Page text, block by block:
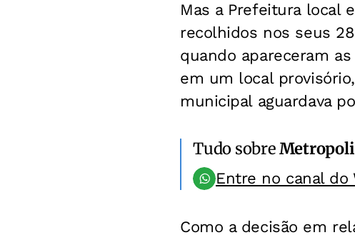
Mas a Prefeitura local
recolhidos nos seus
quando apareceram
em um local
municipal aguardava
Tudo sobre
Entre no canal do
Como a decisão em